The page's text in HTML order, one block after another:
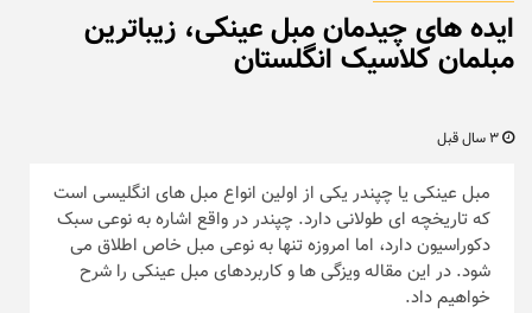
ایده های چیدمان مبل عینکی، زیباترین
مبلمان کلاسیک انگلستان
مبل عینکی یا چپندر یکی از اولین انواع مبل های انگلیسی است
که تاریخچه ای طولانی دارد. چپندر در واقع اشاره به نوعی سبک
دکوراسیون دارد، اما امروزه تنها به نوعی مبل خاص اطلاق می
شود. در این مقاله ویزگی ها و کاربردهای مبل عینکی را شرح
خواهیم داد.